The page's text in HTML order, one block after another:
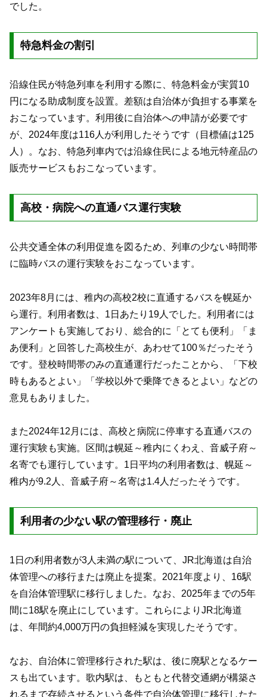
でした。
特急料金の割引
沿線住民が特急列車を利用する際に、特急料金が実質10
円になる助成制度を設置。差額は自治体が負担する事業を
おこなっています。利用後に自治体への申請が必要です
が、2024年度は116人が利用したそうです（目標値は125
人）。なお、特急列車内では沿線住民による地元特産品の
販売サービスもおこなっています。
高校・病院への直通バス運行実験
公共交通全体の利用促進を図るため、列車の少ない時間帯
に臨時バスの運行実験をおこなっています。
2023年8月には、稚内の高校2校に直通するバスを幌延か
ら運行。利用者数は、1日あたり19人でした。利用者には
アンケートも実施しており、総合的に「とても便利」「ま
あ便利」と回答した高校生が、あわせて100％だったそう
です。登校時間帯のみの直通運行だったことから、「下校
時もあるとよい」「学校以外で乗降できるとよい」などの
意見もありました。
また2024年12月には、高校と病院に停車する直通バスの
運行実験も実施。区間は幌延～稚内にくわえ、音威子府～
名寄でも運行しています。1日平均の利用者数は、幌延～
稚内が9.2人、音威子府～名寄は1.4人だったそうです。
利用者の少ない駅の管理移行・廃止
1日の利用者数が3人未満の駅について、JR北海道は自治
体管理への移行または廃止を提案。2021年度より、16駅
を自治体管理駅に移行しました。なお、2025年までの5年
間に18駅を廃止にしています。これらによりJR北海道
は、年間約4,000万円の負担軽減を実現したそうです。
なお、自治体に管理移行された駅は、後に廃駅となるケー
スも出ています。歌内駅は、もともと代替交通網が構築さ
れるまで存続させるという条件で自治体管理に移行したた